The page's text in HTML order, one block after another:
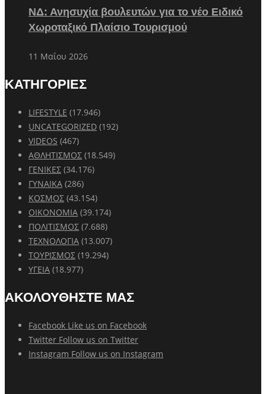
ΝΔ: Ανησυχία βουλευτών για το νέο Ειδικό
Χωροταξικό Πλαίσιο Τουρισμού
11 Μαΐου 2026
ΚΑΤΗΓΟΡΙΕΣ
LIFESTYLE (17.946)
UNCATEGORIZED (192)
VIDEOS (467)
ΑΘΛΗΤΙΣΜΟΣ (18.549)
ΓΕΝΙΚΕΣ (34.176)
ΓΥΝΑΙΚΑ (286)
ΚΟΣΜΟΣ (43.154)
ΟΙΚΟΝΟΜΙΑ (39.174)
ΠΟΛΙΤΙΣΜΟΣ (7.688)
ΤΕΧΝΟΛΟΓΙΑ (13.007)
ΤΟΥΡΙΣΜΟΣ (19.294)
ΥΓΕΙΑ (18.977)
ΑΚΟΛΟΥΘΗΣΤΕ ΜΑΣ
Facebook Like us on Facebook
Twitter Follow us on Twitter
Instagram Follow us on Instagram